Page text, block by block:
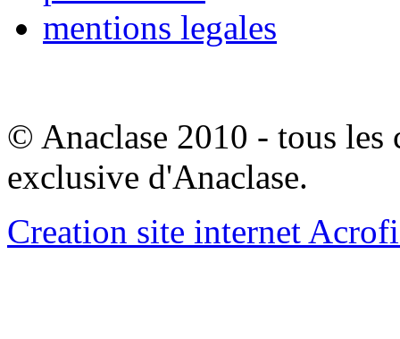
mentions legales
© Anaclase 2010 - tous les
exclusive d'Anaclase.
Creation site internet